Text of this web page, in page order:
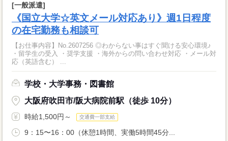
[一般派遣]
《国立大学☆英文メール対応あり》週1日程度
の在宅勤務も相談可
【お仕事内容】No.2607256 ◎わからない事はすぐ聞ける安心環境♪
・留学生の受入 ・奨学支援 ・海外からの問い合わせ対応 ・メール対
応（英語含む） ...
学校・大学事務・図書館
大阪府吹田市/阪大病院前駅（徒歩 10分）
時給1,500円～ 交通費一部支給
9：15〜16：00（休憩1時間、実働5時間45分...